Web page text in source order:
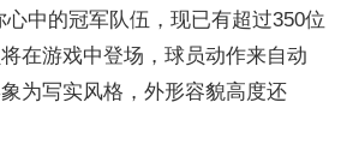
中的冠军队伍，现已有超过350位
在游戏中登场，球员动作来自动
为写实风格，外形容貌高度还